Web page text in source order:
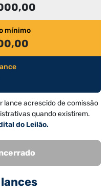
mínimo
lance acrescido de comissão
quando existirem.
do Leilão.